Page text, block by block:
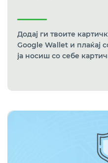
Додај ги твоите
Google Wallet и плаќај
ја носиш со себе